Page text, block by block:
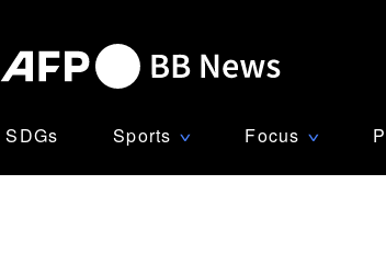
SDGs Sports ∨ Focus ∨